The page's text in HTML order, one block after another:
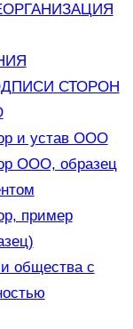
СТОРОН
и устав ООО
ООО, образец
пример
общества с